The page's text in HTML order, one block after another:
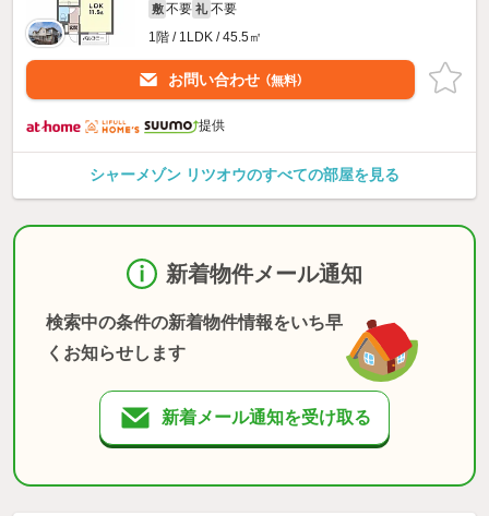
敷 不要 礼 不要
1階 / 1LDK / 45.5㎡
お問い合わせ （無料）
提供
シャーメゾン リツオウのすべての部屋を見る
新着物件メール通知
検索中の条件の新着物件情報をいち早
くお知らせします
新着メール通知を受け取る